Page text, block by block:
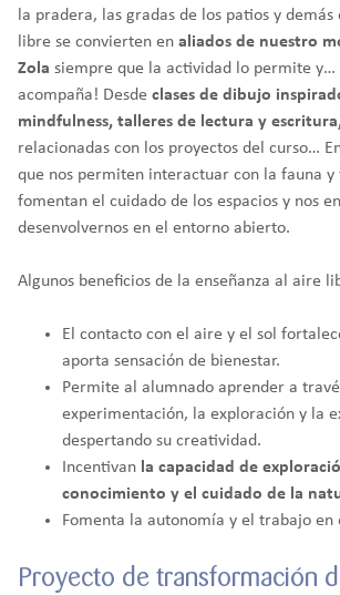
la pradera, las gradas de los patios y demás
libre se convierten en aliados de nuestro
Zola siempre que la actividad lo permite y…
acompaña! Desde clases de dibujo
mindfulness, talleres de lectura y
relacionadas con los proyectos del curso…
que nos permiten interactuar con la fauna y
fomentan el cuidado de los espacios y nos
desenvolvernos en el entorno abierto.
Algunos beneficios de la enseñanza al aire
El contacto con el aire y el sol
aporta sensación de bienestar.
Permite al alumnado aprender a
experimentación, la exploración y la
despertando su creatividad.
Incentivan la capacidad de
conocimiento y el cuidado de la
Fomenta la autonomía y el trabajo en
Proyecto de transformación